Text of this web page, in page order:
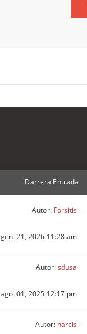
Darrera Entrada
Autor: Forsitis
21, 2026 11:28 am
Autor:sdusa
01, 2025 12:17 pm
Autor: narcis